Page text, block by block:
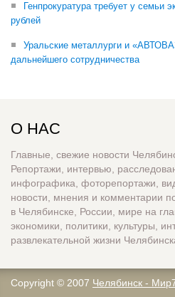
Генпрокуратура требует у
рублей
Уральские металлурги и
дальнейшего сотрудничества
О НАС
Главные, свежие новости
Репортажи, интервью,
инфографика, фоторепортажи,
новости, мнения и комментарии
в Челябинске, России, мире на
экономики, политики, культуры,
развлекательной жизни
Copyright © 2007 Челябинск -